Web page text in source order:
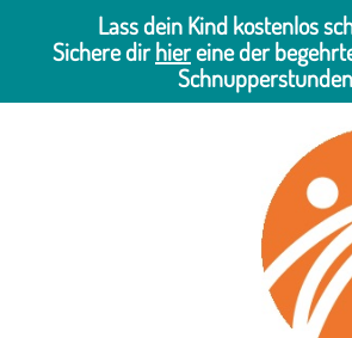
Lass dein Kind kostenlos
Sichere dirhiereine der